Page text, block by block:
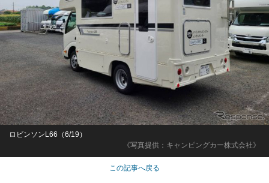
《写真提供：キャンピングカー株式会社》
ロビンソンL66（6/19）
この記事へ戻る